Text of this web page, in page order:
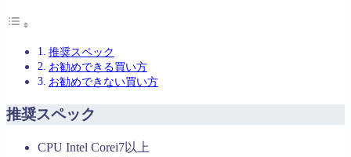
推奨スペック
お勧めできる買い方
お勧めできない買い方
推奨スペック
CPU Intel Corei7以上